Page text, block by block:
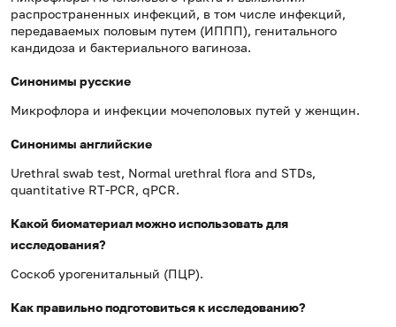
распространенных инфекций, в том числе инфекций,
передаваемых половым путем (ИППП), генитального
кандидоза и бактериального вагиноза.
Синонимы русские
Микрофлора и инфекции мочеполовых путей у женщин.
Синонимы английские
Urethral swab test, Normal urethral flora and STDs,
quantitative RT-PCR, qPCR.
Какой биоматериал можно использовать для
исследования?
Соскоб урогенитальный (ПЦР).
Как правильно подготовиться к исследованию?